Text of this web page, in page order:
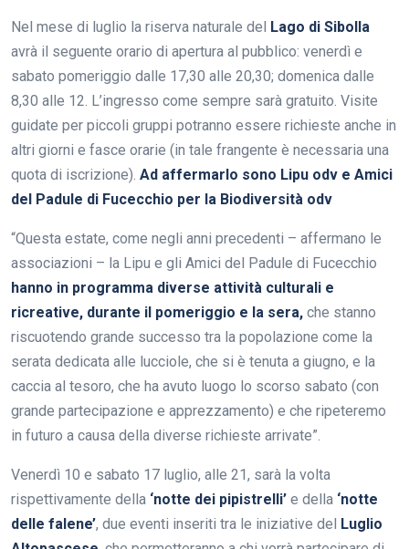
Nel mese di luglio la riserva naturale del Lago di Sibolla
avrà il seguente orario di apertura al pubblico: venerdì e
sabato pomeriggio dalle 17,30 alle 20,30; domenica dalle
8,30 alle 12. L’ingresso come sempre sarà gratuito. Visite
guidate per piccoli gruppi potranno essere richieste anche in
altri giorni e fasce orarie (in tale frangente è necessaria una
quota di iscrizione). Ad affermarlo sono Lipu odv e Amici
del Padule di Fucecchio per la Biodiversità odv
“Questa estate, come negli anni precedenti – affermano le
associazioni – la Lipu e gli Amici del Padule di Fucecchio
hanno in programma diverse attività culturali e
ricreative, durante il pomeriggio e la sera, che stanno
riscuotendo grande successo tra la popolazione come la
serata dedicata alle lucciole, che si è tenuta a giugno, e la
caccia al tesoro, che ha avuto luogo lo scorso sabato (con
grande partecipazione e apprezzamento) e che ripeteremo
in futuro a causa della diverse richieste arrivate”.
Venerdì 10 e sabato 17 luglio, alle 21, sarà la volta
rispettivamente della ‘notte dei pipistrelli’ e della ‘notte
delle falene’, due eventi inseriti tra le iniziative del Luglio